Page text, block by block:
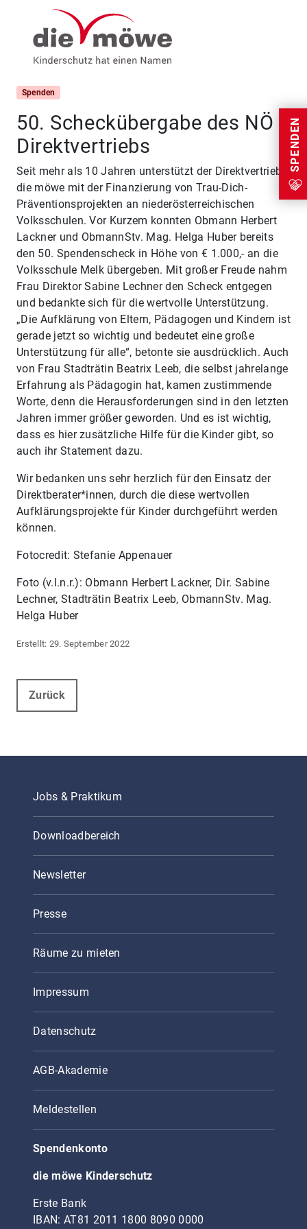
Weiter zum Inhalt
SPENDEN
Spenden
50. Scheckübergabe des NÖ
Direktvertriebs
Seit mehr als 10 Jahren unterstützt der Direktvertrieb
die möwe mit der Finanzierung von Trau-Dich-
Präventionsprojekten an niederösterreichischen
Volksschulen. Vor Kurzem konnten Obmann Herbert
Lackner und ObmannStv. Mag. Helga Huber bereits
den 50. Spendenscheck in Höhe von € 1.000,- an die
Volksschule Melk übergeben. Mit großer Freude nahm
Frau Direktor Sabine Lechner den Scheck entgegen
und bedankte sich für die wertvolle Unterstützung.
„Die Aufklärung von Eltern, Pädagogen und Kindern ist
gerade jetzt so wichtig und bedeutet eine große
Unterstützung für alle“, betonte sie ausdrücklich. Auch
von Frau Stadträtin Beatrix Leeb, die selbst jahrelange
Erfahrung als Pädagogin hat, kamen zustimmende
Worte, denn die Herausforderungen sind in den letzten
Jahren immer größer geworden. Und es ist wichtig,
dass es hier zusätzliche Hilfe für die Kinder gibt, so
auch ihr Statement dazu.
Wir bedanken uns sehr herzlich für den Einsatz der
Direktberater*innen, durch die diese wertvollen
Aufklärungsprojekte für Kinder durchgeführt werden
können.
Fotocredit: Stefanie Appenauer
Foto (v.l.n.r.): Obmann Herbert Lackner, Dir. Sabine
Lechner, Stadträtin Beatrix Leeb, ObmannStv. Mag.
Helga Huber
29. September 2022
Zurück
Jobs & Praktikum
Downloadbereich
Newsletter
Presse
Räume zu mieten
Impressum
Datenschutz
AGB-Akademie
Meldestellen
Spendenkonto
die möwe Kinderschutz
Erste Bank
IBAN: AT81 2011 1800 8090 0000